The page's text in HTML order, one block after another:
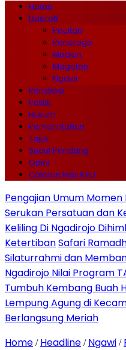
Home
Daerah
Pacitan
Ponorogo
Madiun
Magetan
Ngawi
Peristiwa
Politik
Hukum
Pemerintahan
Tajuk
Sudut Pandang
Opini
Catatan Mas KPU
Pengajian Umum
Serukan Persatuan dan
Keliling Di Ngadirojo
KetertibanSafari
Silaturrahmi dan
Ngadirojo Nilai Program
Tumbuh Kembang Buah
Lempung Agung di
Berlangsung Meriah
Home / Headline / Ngawi /